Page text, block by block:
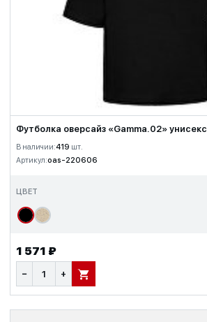
Футболка оверсайз «Gamma.02» унисекс
В наличии:419 шт.
Артикул:oas-220606
ЦВЕТ
1 571 ₽
− + В КОРЗИНУ